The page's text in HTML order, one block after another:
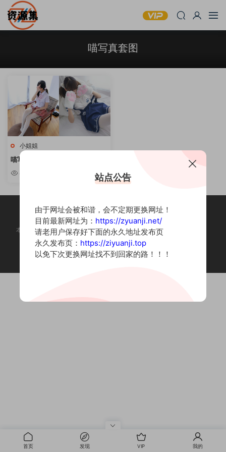
喵写真套图
小姐姐
喵写真 – 43套萝莉风写真合集
[持续更新]
4.43k
本站为摄影写真图片网站，内容来自网络收集整理，仅作个人学习使用。
如有违法内容请联系删除
Copyright © 2022 资源集
首页 发现 VIP 我的
站点公告
由于网址会被和谐，会不定期更换网址！
目前最新网址为： https://zyuanji.net/
请老用户保存好下面的永久地址发布页
永久发布页： https://ziyuanji.top
以免下次更换网址找不到回家的路！！！